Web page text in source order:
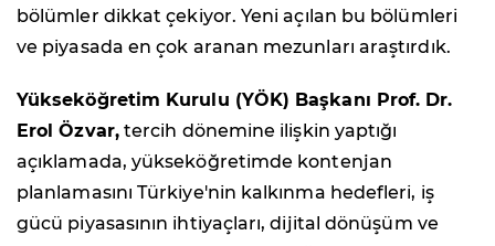
bölümler dikkat çekiyor. Yeni açılan bu bölümleri
ve piyasada en çok aranan mezunları araştırdık.
Yükseköğretim Kurulu (YÖK) Başkanı Prof. Dr.
Erol Özvar,tercih dönemine ilişkin yaptığı
açıklamada, yükseköğretimde kontenjan
planlamasını Türkiye'nin kalkınma hedefleri, iş
gücü piyasasının ihtiyaçları, dijital dönüşüm ve